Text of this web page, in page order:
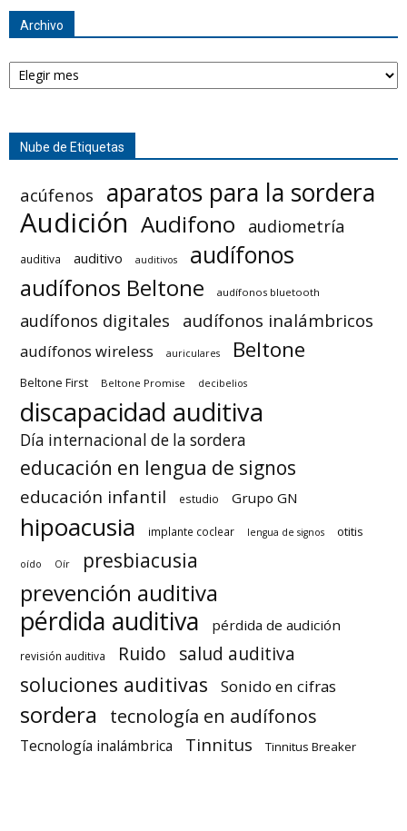
Archivo
Archivo
Nube de Etiquetas
acúfenos aparatos para la sordera
Audición Audifono audiometría
auditiva auditivo auditivos audífonos
audífonos Beltone audífonos bluetooth
audífonos digitales audífonos inalámbricos
audífonos wireless auriculares Beltone
Beltone First Beltone Promise decibelios
discapacidad auditiva
Día internacional de la sordera
educación en lengua de signos
educación infantil estudio Grupo GN
hipoacusia implante coclear lengua de signos otitis
oído Oír presbiacusia
prevención auditiva
pérdida auditiva pérdida de audición
revisión auditiva Ruido salud auditiva
soluciones auditivas Sonido en cifras
sordera tecnología en audífonos
Tecnología inalámbrica Tinnitus Tinnitus Breaker